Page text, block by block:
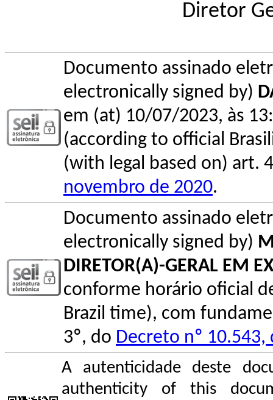
Diretor
Documento assinado
electronically signed by)
em (at) 10/07/2023, às
(according to official
(with legal based on) art.
novembro de 2020.
Documento assinado
electronically signed by)
DIRETOR(A)-GERAL EM
conforme horário oficial
Brazil time), com
3º, do Decreto nº
A autenticidade deste
authenticity of this